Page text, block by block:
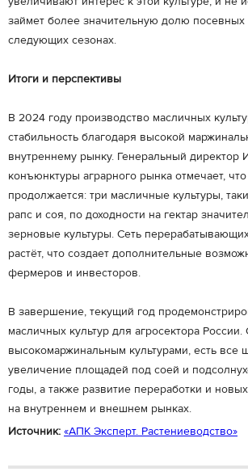
займет более значительную долю
следующих сезонах.
Итоги и перспективы
В 2024 году производство масличных
стабильность благодаря высокой
внутреннему рынку. Генеральный директор
конъюнктуры аграрного рынка отмечает,
продолжается: три масличные культуры,
рапс и соя, по доходности на гектар
зерновые культуры. Сеть
растёт, что создает дополнительные
фермеров и инвесторов.
В завершение, текущий год
масличных культур для агросектора
высокомаржинальным культурами, есть все
увеличение площадей под соей и
годы, а также развитие переработки и
на внутреннем и внешнем рынках.
Источник: «АПК Эксперт. Растениеводство»